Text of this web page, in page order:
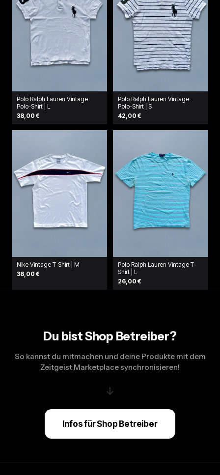
Polo Ralph Lauren Vintage
Polo-Shirt | L
38,00 €
Polo Ralph Lauren Vintage
Polo-Shirt | S
42,00 €
Nike Vintage T-Shirt | M
38,00 €
Polo Ralph Lauren Vintage T-
Shirt | L
26,00 €
Du bist Shop Betreiber?
So kannst du mitmachen und deine Produkte mit dem
Zeitgeist Marketplace synchronisieren!
↓
Infos für Shop Betreiber